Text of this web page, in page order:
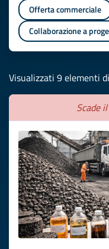
Offerta commerciale
Collaborazione a
Visualizzati 9 elementi
Scade il